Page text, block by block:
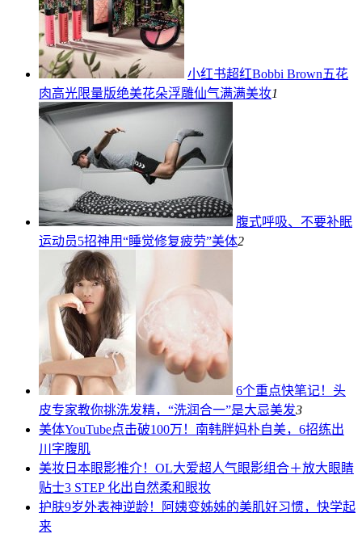
小红书超红Bobbi Brown五花
肉高光限量版绝美花朵浮雕仙气满满美妆1
腹式呼吸、不要补眠
运动员5招神用“睡觉修复疲劳”美体2
6个重点快笔记！头
皮专家教你挑洗发精，“洗润合一”是大忌美发3
美体YouTube点击破100万！南韩胖妈朴自美，6招练出
川字腹肌
美妆 日本眼影推介！OL大爱超人气眼影组合＋放大眼睛
贴士3 STEP 化出自然柔和眼妆
护肤9岁外表神逆龄！阿姨变姊姊的美肌好习惯，快学起
来